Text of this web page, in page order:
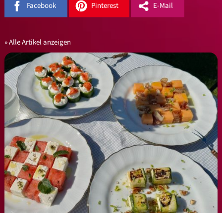
Facebook Pinterest E-Mail
Alle Artikel anzeigen